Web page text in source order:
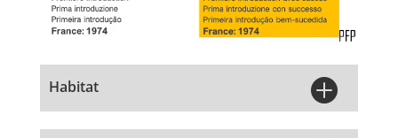
Habitat 